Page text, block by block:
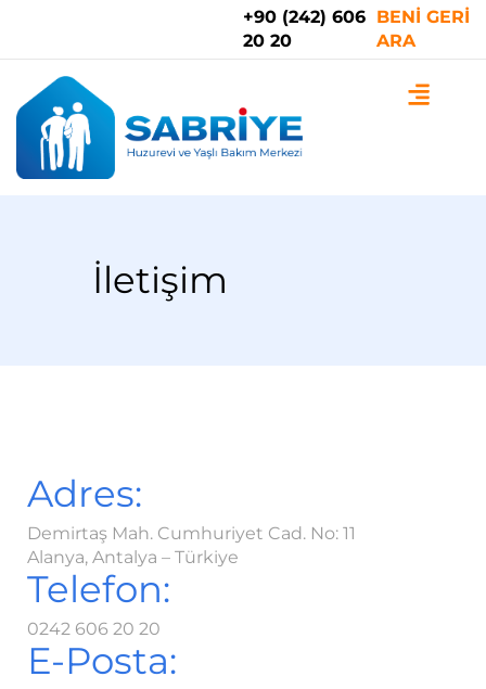
+90 (242) 606
20 20
BENİ GERİ
ARA
İletişim
Adres:
Demirtaş Mah. Cumhuriyet Cad. No: 11
Alanya, Antalya – Türkiye
Telefon:
0242 606 20 20
E-Posta: